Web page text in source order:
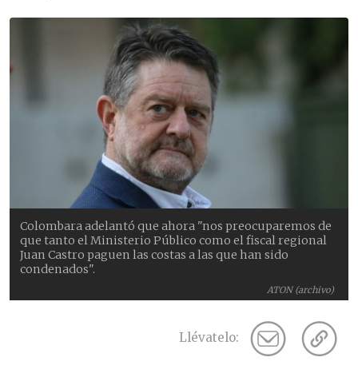
ATON (archivo)
Colombara adelantó que ahora "nos preocuparemos de
que tanto el Ministerio Público como el fiscal regional
Juan Castro paguen las costas a las que han sido
condenados".
Llévatelo: